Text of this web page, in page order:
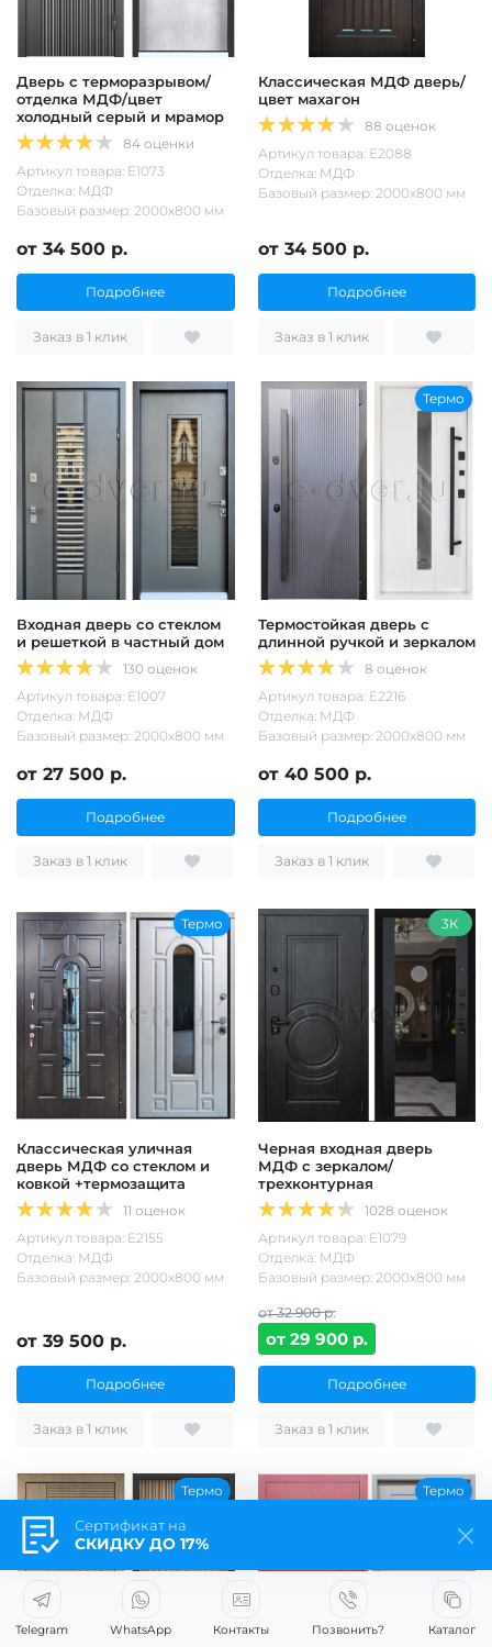
Дверь с терморазрывом/
отделка МДФ/цвет
холодный серый и мрамор
84 оценки
Артикул товара: Е1073
Отделка: МДФ
Базовый размер: 2000х800 мм
от 34 500 р.
Подробнее
Заказ в 1 клик
Классическая МДФ дверь/
цвет махагон
88 оценок
Артикул товара: Е2088
Отделка: МДФ
Базовый размер: 2000х800 мм
от 34 500 р.
Подробнее
Заказ в 1 клик
Входная дверь со стеклом
и решеткой в частный дом
130 оценок
Артикул товара: Е1007
Отделка: МДФ
Базовый размер: 2000х800 мм
от 27 500 р.
Подробнее
Заказ в 1 клик
Термо
Термостойкая дверь с
длинной ручкой и зеркалом
8 оценок
Артикул товара: Е2216
Отделка: МДФ
Базовый размер: 2000х800 мм
от 40 500 р.
Подробнее
Заказ в 1 клик
Термо
Классическая уличная
дверь МДФ со стеклом и
ковкой +термозащита
11 оценок
Артикул товара: Е2155
Отделка: МДФ
Базовый размер: 2000х800 мм
от 39 500 р.
Подробнее
Заказ в 1 клик
3К
Черная входная дверь
МДФ с зеркалом/
трехконтурная
1028 оценок
Артикул товара: Е1079
Отделка: МДФ
Базовый размер: 2000х800 мм
от 32 900 р.
от 29 900 р.
Подробнее
Заказ в 1 клик
Термо Термо
Сертификат на
СКИДКУ ДО 17%
Telegram WhatsApp Контакты Позвонить? Каталог